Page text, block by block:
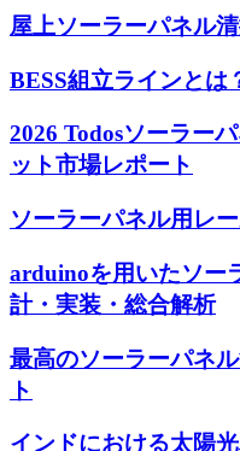
屋上ソーラーパネル
BESS組立ラインとは
2026 Todosソーラー
ット市場レポート
ソーラーパネル用レ
arduinoを用いたソー
計・実装・総合解析
最高のソーラーパネ
ト
インドにおける太陽